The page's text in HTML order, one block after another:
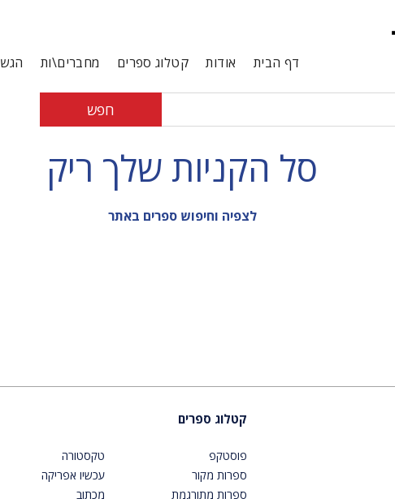
דף הבית אודות קטלוג ספרים מחברים\ות
חפש
סל הקניות שלך ריק
לצפיה וחיפוש ספרים באתר
קטלוג ספרים
פוסטקפ
ספרות מקור
ספרות מתורגמת
טקסטורה
עכשיו אפריקה
מכתוב